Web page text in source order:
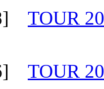
TOUR
TOUR